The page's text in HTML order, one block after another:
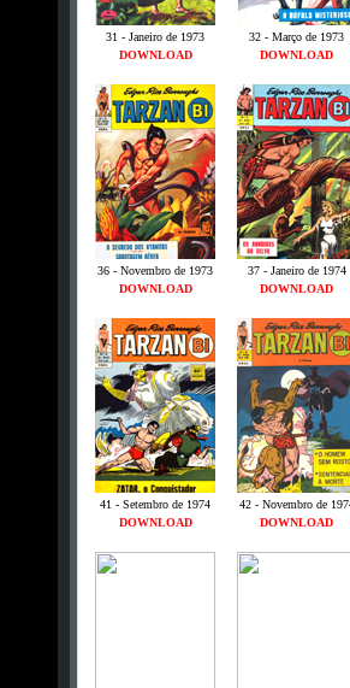
31 - Janeiro de 1973
32 - Março de 1973
DOWNLOAD
DOWNLOAD
36 - Novembro de 1973
37 - Janeiro de 1974
DOWNLOAD
DOWNLOAD
41 - Setembro de 1974
42 - Novembro de
DOWNLOAD
DOWNLOAD